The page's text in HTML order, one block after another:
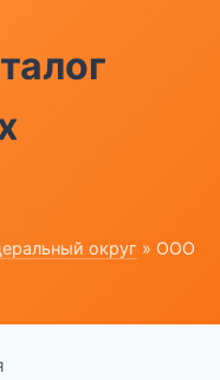
округ » ООО